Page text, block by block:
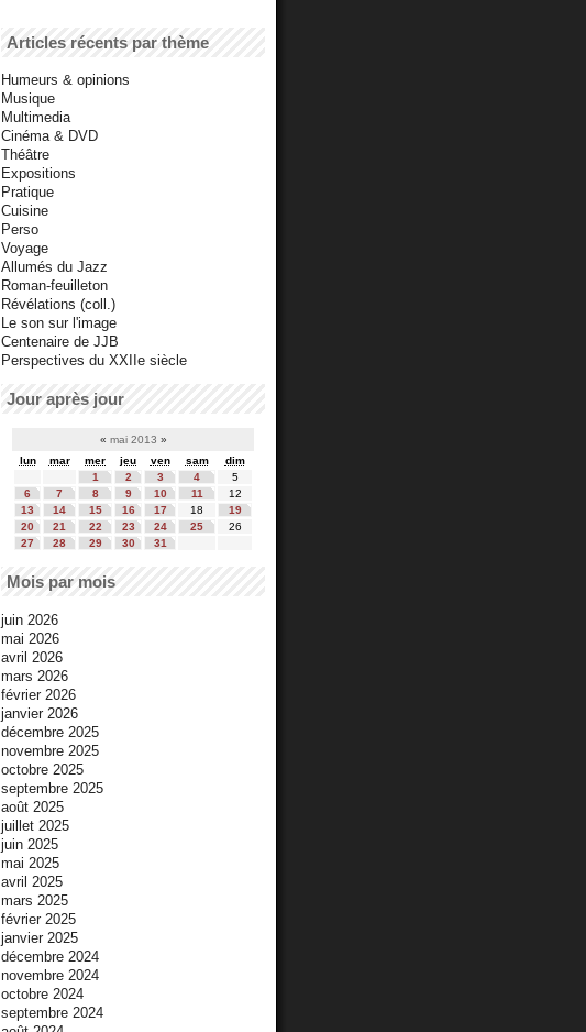
Articles récents par thème
Humeurs & opinions
Musique
Multimedia
Cinéma & DVD
Théâtre
Expositions
Pratique
Cuisine
Perso
Voyage
Allumés du Jazz
Roman-feuilleton
Révélations (coll.)
Le son sur l'image
Centenaire de JJB
Perspectives du XXIIe siècle
Jour après jour
« mai 2013 »
lun
mar mer jeu ven sam
dim
1
2 3 4
5
6
7 8 9 10 11
12
13
14 15 16 17 18
19
20
21 22 23 24 25
26
27
28 29 30 31
Mois par mois
juin 2026
mai 2026
avril 2026
mars 2026
février 2026
janvier 2026
décembre 2025
novembre 2025
octobre 2025
septembre 2025
août 2025
juillet 2025
juin 2025
mai 2025
avril 2025
mars 2025
février 2025
janvier 2025
décembre 2024
novembre 2024
octobre 2024
septembre 2024